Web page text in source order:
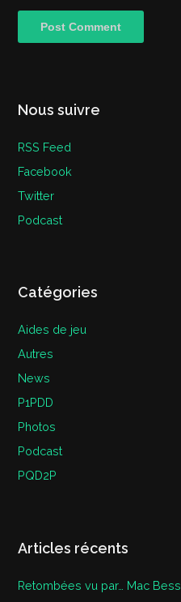
Nous suivre
RSS Feed
Facebook
Twitter
Podcast
Catégories
Aides de jeu
Autres
News
P1PDD
Photos
Podcast
PQD2P
Articles récents
Retombées vu par… Mac Bess